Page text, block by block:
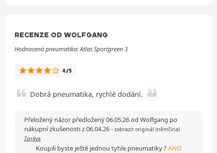
RECENZE OD WOLFGANG
Hodnocená pneumatika: Atlas Sportgreen 3
4/5
Dobrá pneumatika, rychlé dodání.
Přeložený názor předložený 06.05.26 od Wolfgang po
nákupní zkušenosti z 06.04.26- zobrazit originál (němčina)
Zpráva
Koupili byste ještě jednou tyhle pneumatiky ?ANO